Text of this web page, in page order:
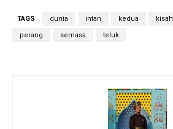
TAGS dunia intan kedua kisah
perang semasa teluk